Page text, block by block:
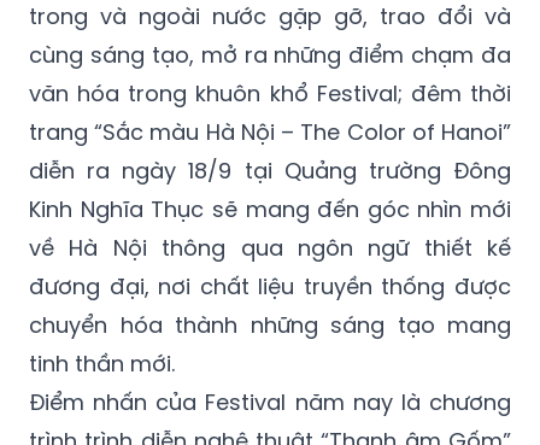
trong và ngoài nước gặp gỡ, trao đổi và
cùng sáng tạo, mở ra những điểm chạm đa
văn hóa trong khuôn khổ Festival; đêm thời
trang “Sắc màu Hà Nội – The Color of Hanoi”
diễn ra ngày 18/9 tại Quảng trường Đông
Kinh Nghĩa Thục sẽ mang đến góc nhìn mới
về Hà Nội thông qua ngôn ngữ thiết kế
đương đại, nơi chất liệu truyền thống được
chuyển hóa thành những sáng tạo mang
tinh thần mới.
Điểm nhấn của Festival năm nay là chương